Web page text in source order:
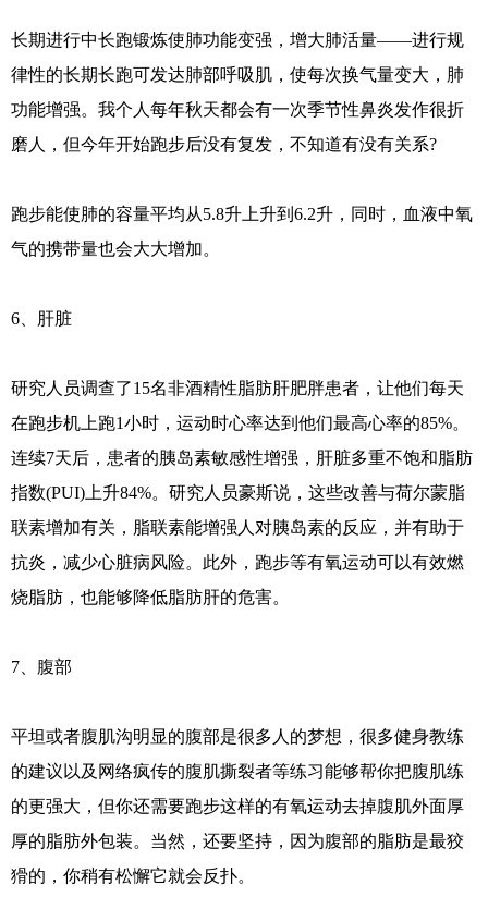
长期进行中长跑锻炼使肺功能变强，增大肺活量——进行规
律性的长期长跑可发达肺部呼吸肌，使每次换气量变大，肺
功能增强。我个人每年秋天都会有一次季节性鼻炎发作很折
磨人，但今年开始跑步后没有复发，不知道有没有关系?
跑步能使肺的容量平均从5.8升上升到6.2升，同时，血液中氧
气的携带量也会大大增加。
6、肝脏
研究人员调查了15名非酒精性脂肪肝肥胖患者，让他们每天
在跑步机上跑1小时，运动时心率达到他们最高心率的85%。
连续7天后，患者的胰岛素敏感性增强，肝脏多重不饱和脂肪
指数(PUI)上升84%。研究人员豪斯说，这些改善与荷尔蒙脂
联素增加有关，脂联素能增强人对胰岛素的反应，并有助于
抗炎，减少心脏病风险。此外，跑步等有氧运动可以有效燃
烧脂肪，也能够降低脂肪肝的危害。
7、腹部
平坦或者腹肌沟明显的腹部是很多人的梦想，很多健身教练
的建议以及网络疯传的腹肌撕裂者等练习能够帮你把腹肌练
的更强大，但你还需要跑步这样的有氧运动去掉腹肌外面厚
厚的脂肪外包装。当然，还要坚持，因为腹部的脂肪是最狡
猾的，你稍有松懈它就会反扑。